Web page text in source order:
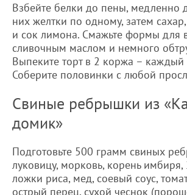
Взбейте белки до пены, медленно
них желтки по одному, затем
и сок лимона. Смажьте формы для
сливочным маслом и немного
Выпеките торт в 2 коржа – каждый
Соберите половинки с любой
Свиные ребрышки из
домик»
Подготовьте 500 грамм свиных
луковицу, морковь, корень имбиря,
ложки риса, мед, соевый соус,
острый перец, сухой чеснок